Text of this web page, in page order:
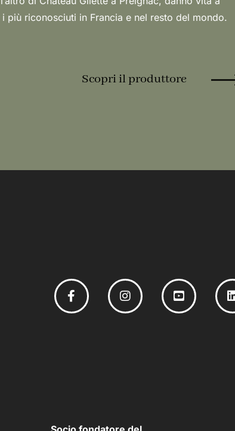
i più riconosciuti in Francia e nel resto del mondo.
Scopri il produttore